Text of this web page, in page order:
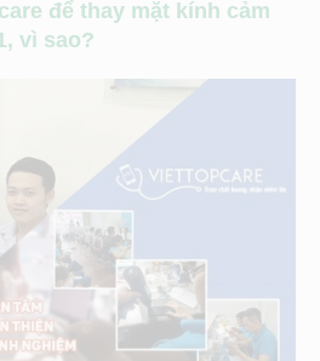
để thay mặt kính cảm
vì sao?